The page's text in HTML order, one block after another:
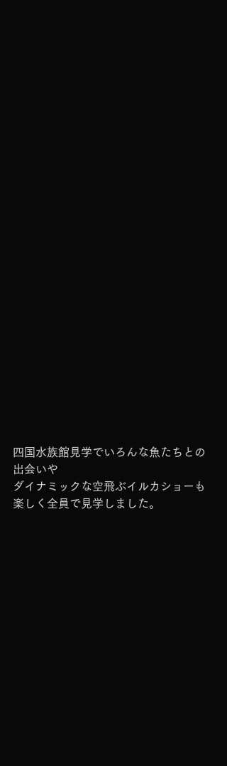
四国水族館見学でいろんな魚たちとの
出会いや
ダイナミックな空飛ぶイルカショーも
楽しく全員で見学しました。